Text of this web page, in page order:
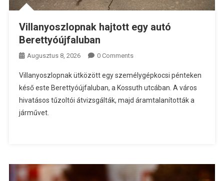
Villanyoszlopnak hajtott egy autó
Berettyóújfaluban
Augusztus 8, 2026 0 Comments
Villanyoszlopnak ütközött egy személygépkocsi pénteken
késő este Berettyóújfaluban, a Kossuth utcában. A város
hivatásos tűzoltói átvizsgálták, majd áramtalanították a
járművet.